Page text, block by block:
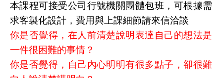
本課程可接受公司行號機關團體包班，可根據需
求客製化設計，費用與上課細節請來信洽談
你是否覺得，在人前清楚說明表達自己的想法是
一件很困難的事情？
你是否覺得，自己內心明明有很多點子，卻很難